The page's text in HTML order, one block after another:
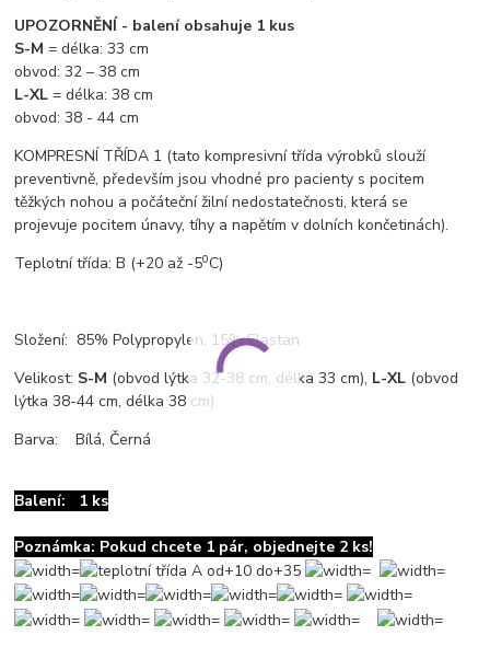
UPOZORNĚNÍ - balení obsahuje 1 kus
S-M = délka: 33 cm
obvod: 32 – 38 cm
L-XL = délka: 38 cm
obvod: 38 - 44 cm
KOMPRESNÍ TŘÍDA 1 (tato kompresivní třída výrobků slouží
preventivně, především jsou vhodné pro pacienty s pocitem
těžkých nohou a počáteční žilní nedostatečnosti, která se
projevuje pocitem únavy, tíhy a napětím v dolních končetinách).
Teplotní třída: B (+20 až -50C)
Složení: 85% Polypropylen, 15% Elastan
Velikost: S-M (obvod lýtka 32-38 cm, délka 33 cm), L-XL (obvod
lýtka 38-44 cm, délka 38 cm)
Barva: Bílá, Černá
Balení: 1 ks
Poznámka: Pokud chcete 1 pár, objednejte 2 ks!